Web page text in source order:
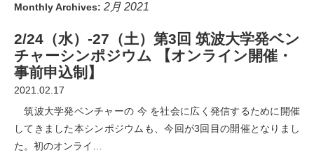
Monthly Archives: 2月 2021
2/24（水）-27（土）第3回 筑波大学発ベン
チャーシンポジウム 【オンライン開催・
事前申込制】
2021.02.17
筑波大学発ベンチャーの 今 を社会に広く発信するために開催
してきました本シンポジウムも、今回が3回目の開催となりまし
た。初のオンライ…